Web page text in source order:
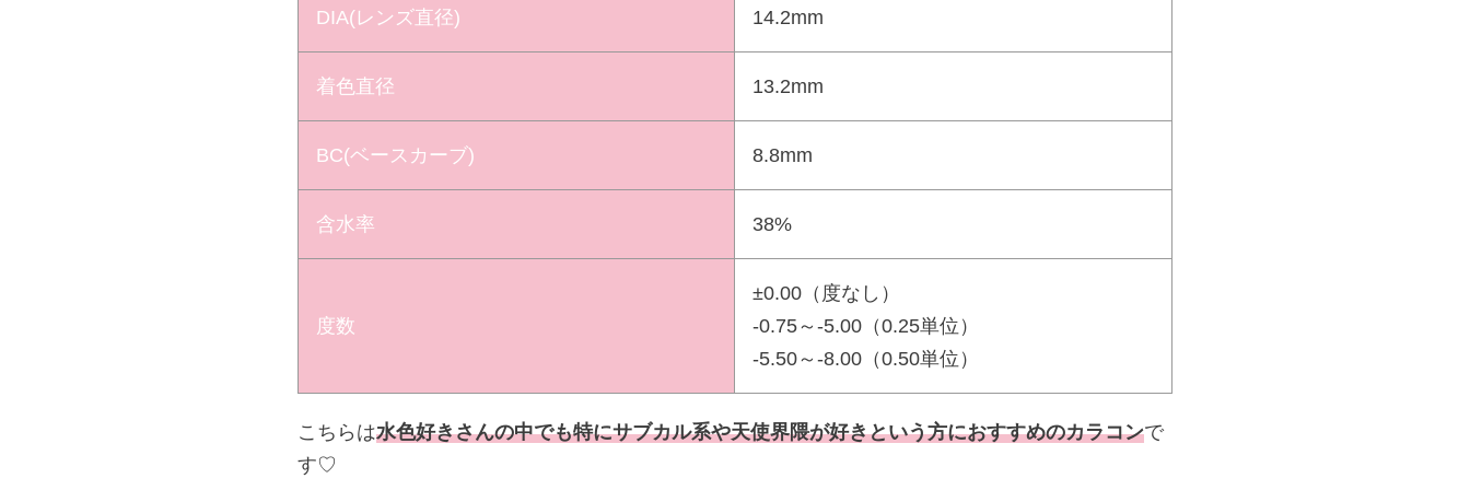
DIA(レンズ直径) 14.2mm
着色直径 13.2mm
BC(ベースカーブ) 8.8mm
含水率 38%
度数
±0.00（度なし）
-0.75～-5.00（0.25単位）
-5.50～-8.00（0.50単位）
こちらは水色好きさんの中でも特にサブカル系や天使界隈が好きという方におすすめのカラコンで
す♡